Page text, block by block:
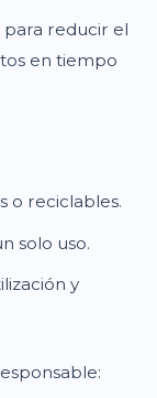
reducir el
en tiempo
o reciclables.
solo uso.
y